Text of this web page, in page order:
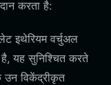
करता है:
इथेरियम वर्चुअल
यह सुनिश्चित करते
उन विकेंद्रीकृत